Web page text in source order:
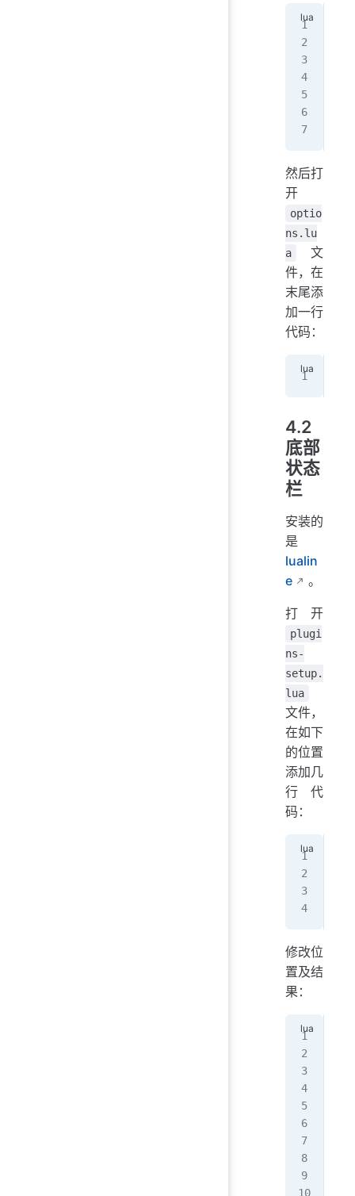
然后打
开
optio
ns.lu
a
文
件，在
末尾添
加一行
代码：
4.2
底部
状态
栏
安装的
是
lualin
e
。
打开
plugi
ns-
setup.
lua
文件，
在如下
的位置
添加几
行代
码：
修改位
置及结
果：